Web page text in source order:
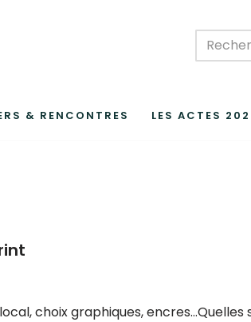
& RENCONTRES LES ACTES
choix graphiques,